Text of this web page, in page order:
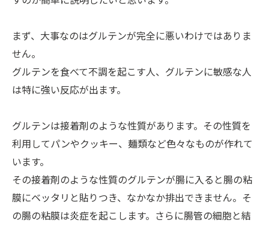
まず、大事なのはグルテンが完全に悪いわけではありま
せん。
グルテンを食べて不調を起こす人、グルテンに敏感な人
は特に強い反応が出ます。
グルテンは接着剤のような性質があります。その性質を
利用してパンやクッキー、麺類など色々なものが作れて
います。
その接着剤のような性質のグルテンが腸に入ると腸の粘
膜にベッタリと貼りつき、なかなか排出できません。そ
の腸の粘膜は炎症を起こします。さらに腸管の細胞と結